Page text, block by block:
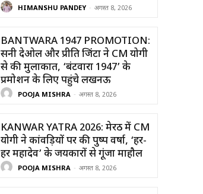
HIMANSHU PANDEY - अगस्त 8, 2026
BANTWARA 1947 PROMOTION:
सनी देओल और प्रीति जिंटा ने CM योगी
से की मुलाकात, ‘बंटवारा 1947’ के
प्रमोशन के लिए पहुंचे लखनऊ
POOJA MISHRA - अगस्त 8, 2026
KANWAR YATRA 2026: मेरठ में CM
योगी ने कांवड़ियों पर की पुष्प वर्षा, ‘हर-
हर महादेव’ के जयकारों से गूंजा माहौल
POOJA MISHRA - अगस्त 8, 2026